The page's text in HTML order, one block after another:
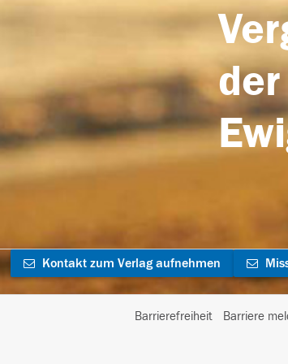
Kontakt zum Verlag aufnehmen
Barrierefreiheit Barriere